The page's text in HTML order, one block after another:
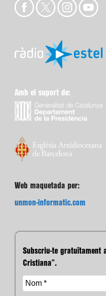
Amb el suport de:
Web maquetada per:
unmon-informatic.com
Subscriu-te gratuïtament
Cristiana”.